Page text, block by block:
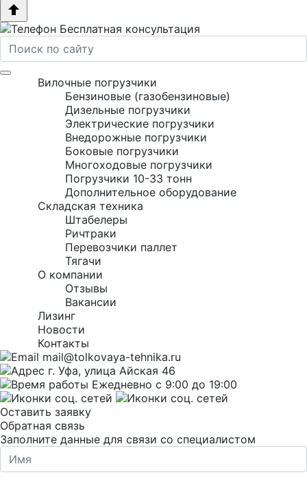
Бесплатная консультация
Вилочные погрузчики
Бензиновые (газобензиновые)
Дизельные погрузчики
Электрические погрузчики
Внедорожные погрузчики
Боковые погрузчики
Многоходовые погрузчики
Погрузчики 10-33 тонн
Дополнительное оборудование
Складская техника
Штабелеры
Ричтраки
Перевозчики паллет
Тягачи
О компании
Отзывы
Вакансии
Лизинг
Новости
Контакты
mail@tolkovaya-tehnika.ru
г. Уфа, улица Айская 46
Ежедневно с 9:00 до 19:00
Оставить заявку
Обратная связь
Заполните данные для связи со специалистом